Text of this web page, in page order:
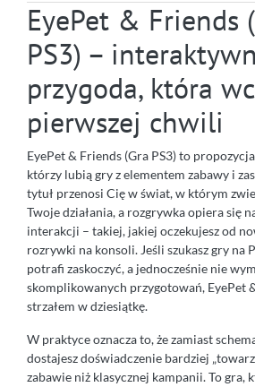
EyePet & Friends
PS3) –
przygoda, która
pierwszej chwili
EyePet & Friends (Gra PS3) to
którzy lubią gry z elementem zabawy i
tytuł przenosi Cię w świat, w którym
Twoje działania, a rozgrywka opiera się
interakcji – takiej, jakiej oczekujesz od
rozrywki na konsoli. Jeśli szukasz gry na
potrafi zaskoczyć, a jednocześnie nie
skomplikowanych przygotowań, EyePet
strzałem w dziesiątkę.
W praktyce oznacza to, że zamiast
dostajesz doświadczenie bardziej
zabawie niż klasycznej kampanii. To gra,